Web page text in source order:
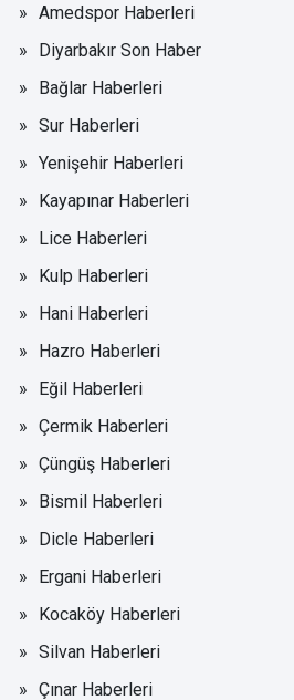
Amedspor Haberleri
Diyarbakır Son Haber
Bağlar Haberleri
Sur Haberleri
Yenişehir Haberleri
Kayapınar Haberleri
Lice Haberleri
Kulp Haberleri
Hani Haberleri
Hazro Haberleri
Eğil Haberleri
Çermik Haberleri
Çüngüş Haberleri
Bismil Haberleri
Dicle Haberleri
Ergani Haberleri
Kocaköy Haberleri
Silvan Haberleri
Çınar Haberleri